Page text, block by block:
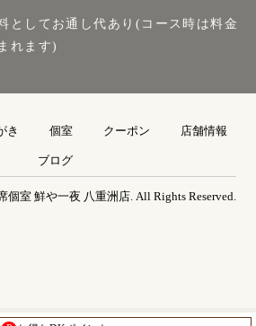
としてお通し代あり(コース時は料金
れます)
き 個室 クーポン 店舗情報
ブログ
室 鮮や一夜 八重洲店. All Rights Reserved.